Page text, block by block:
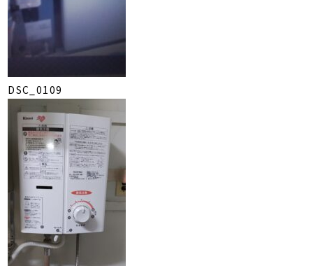
DSC_0109